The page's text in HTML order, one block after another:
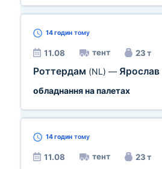
14 годин тому
11.08 тент 23 т
Роттердам (NL) — Ярослав
обладнання на палетах
14 годин тому
11.08 тент 23 т